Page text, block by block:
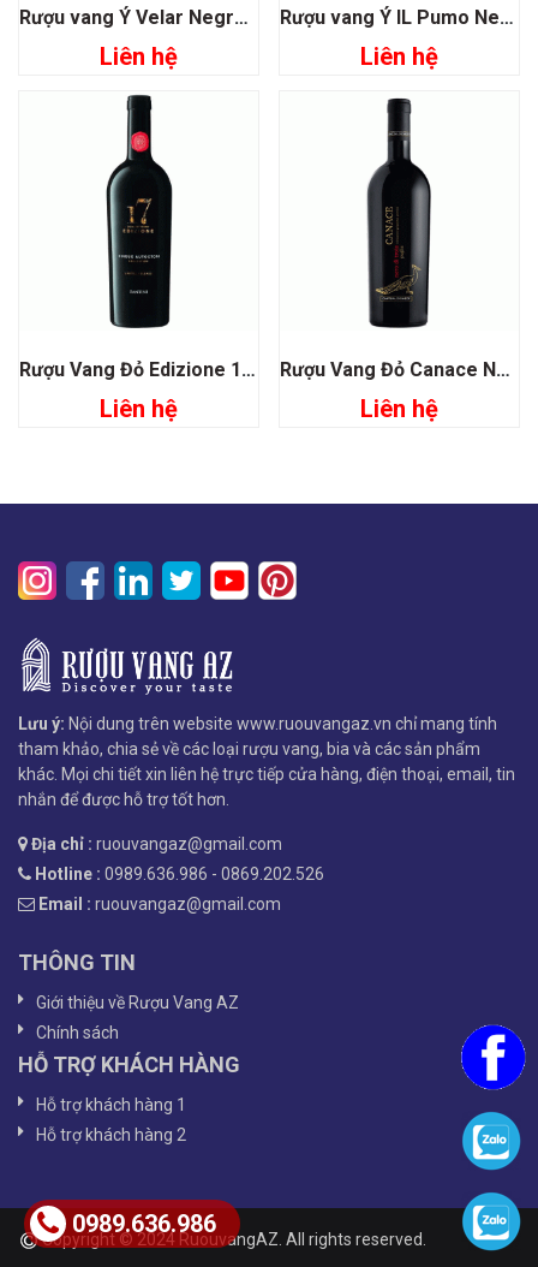
Rượu vang Ý Velar Negroamaro
Liên hệ
Rượu vang Ý IL Pumo Negroamaro San Marzano
Liên hệ
Rượu Vang Đỏ Edizione 17 Limited Release
Liên hệ
Rượu Vang Đỏ Canace Nero Di Troia Pugia
Liên hệ
Lưu ý: Nội dung trên website www.ruouvangaz.vn chỉ mang tính
tham khảo, chia sẻ về các loại rượu vang, bia và các sản phẩm
khác. Mọi chi tiết xin liên hệ trực tiếp cửa hàng, điện thoại, email, tin
nhắn để được hỗ trợ tốt hơn.
Địa chỉ : ruouvangaz@gmail.com
Hotline : 0989.636.986 - 0869.202.526
Email : ruouvangaz@gmail.com
THÔNG TIN
Giới thiệu về Rượu Vang AZ
Chính sách
HỖ TRỢ KHÁCH HÀNG
Hỗ trợ khách hàng 1
Hỗ trợ khách hàng 2
Copyright © 2024 RuouvangAZ. All rights reserved.
0989.636.986